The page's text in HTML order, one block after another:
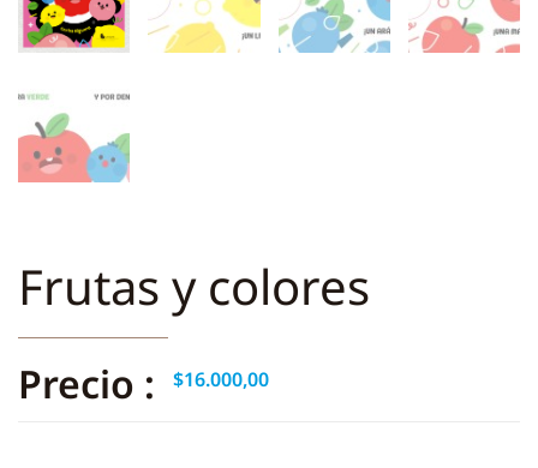
Frutas y colores
Precio : $16.000,00